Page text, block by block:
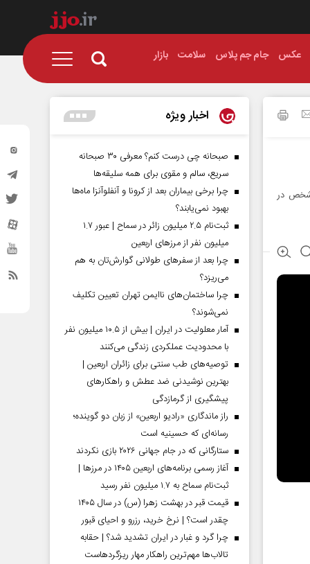
عکس جام جم پلاس سلامت بازار
شخص در
اخبار ویژه
صبحانه چی درست کنم؟ معرفی ۳۰ صبحانه
سریع، سالم و مقوی برای همه سلیقه‌ها
چرا برخی بیماران بعد از کرونا و آنفلوآنزا ماه‌ها
بهبود نمی‌یابند؟
ثبت‌نام ۲.۵ میلیون زائر در سماح | عبور ۱.۷
میلیون نفر از مرز‌های اربعین
چرا بعد از سفرهای طولانی گوارش‌تان به هم
می‌ریزد؟
چرا ساختمان‌های ناایمن تهران تعیین تکلیف
نمی‌شوند؟
آمار معلولیت در ایران | بیش از ۱۰.۵ میلیون نفر
با محدودیت عملکردی زندگی می‌کنند
توصیه‌های طب سنتی برای زائران اربعین |
بهترین نوشیدنی ضد عطش و راهکارهای
پیشگیری از گرمازدگی
راز ماندگاری «رادیو اربعین» از زبان دو گوینده؛
رسانه‌ای که حسینیه است
ستارگانی که در جام جهانی ۲۰۲۶ بازی نکردند
آغاز رسمی برنامه‌های اربعین ۱۴۰۵ در مرز‌ها |
ثبت‌نام سماح به ۱.۷ میلیون نفر رسید
قیمت قبر در بهشت زهرا (س) در سال ۱۴۰۵
چقدر است؟ | نرخ خرید، رزرو و احیای قبور
چرا گرد و غبار در ایران تشدید شد؟ | حقابه
تالاب‌ها مهم‌ترین راهکار مهار ریزگردهاست